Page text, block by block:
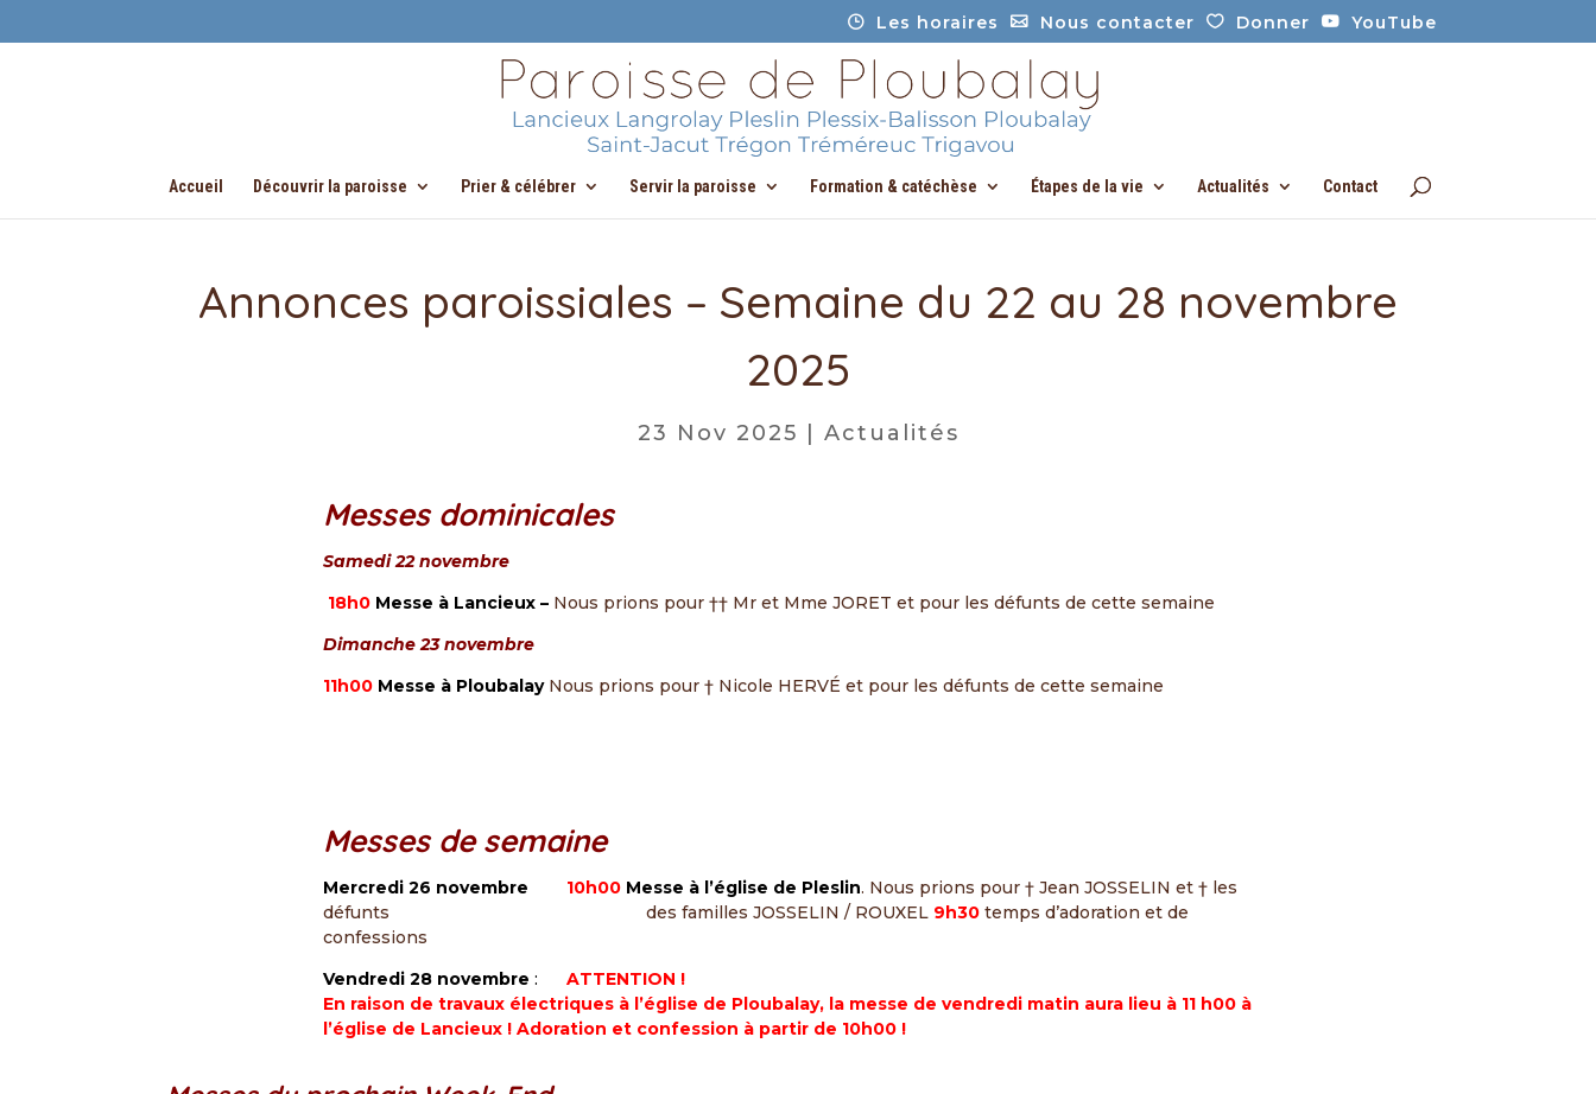
Les horaires Nous contacter Donner YouTube
Accueil Découvrir la paroisse Prier & célébrer Servir la paroisse Formation & catéchèse Étapes de la vie Actualités Contact
Annonces paroissiales – Semaine du 22 au 28 novembre
2025
23 Nov 2025 Actualités
Messes dominicales
Samedi 22 novembre
18h0 Messe à Lancieux – Nous prions pour †† Mr et Mme JORET et pour les défunts de cette semaine
Dimanche 23 novembre
11h00 Messe à Ploubalay Nous prions pour † Nicole HERVÉ et pour les défunts de cette semaine
Messes de semaine
Mercredi 26 novembre 10h00 Messe à l’église de Pleslin. Nous prions pour † Jean JOSSELIN et † les
défunts des familles JOSSELIN / ROUXEL 9h30 temps d’adoration et de
confessions
Vendredi 28 novembre : ATTENTION !
En raison de travaux électriques à l’église de Ploubalay, la messe de vendredi matin aura lieu à 11 h00 à
l’église de Lancieux ! Adoration et confession à partir de 10h00 !